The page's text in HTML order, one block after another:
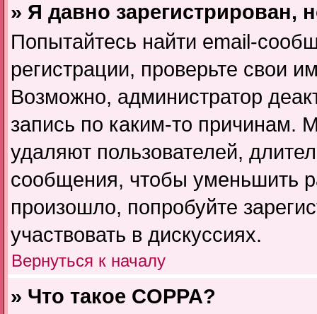
» Я давно зарегистрирован,
Попытайтесь найти email-
регистрации, проверьте свои
Возможно, администратор
запись по каким-то причинам.
удаляют пользователей,
сообщения, чтобы уменьшить
произошло, попробуйте
участвовать в дискуссиях.
Вернуться к началу
» Что такое COPPA?